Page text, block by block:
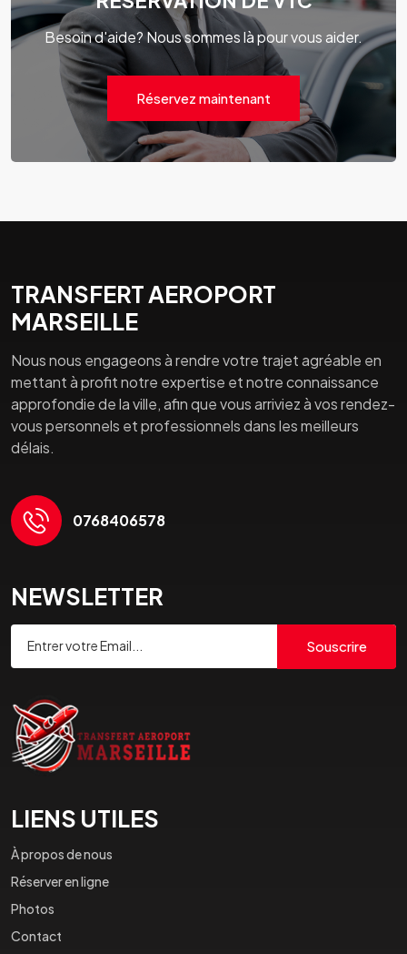
Besoin d'aide? Nous sommes là pour vous aider.
Réservez maintenant
TRANSFERT AEROPORT
MARSEILLE
Nous nous engageons à rendre votre trajet agréable en
mettant à profit notre expertise et notre connaissance
approfondie de la ville, afin que vous arriviez à vos rendez-
vous personnels et professionnels dans les meilleurs
délais.
0768406578
NEWSLETTER
Souscrire
LIENS UTILES
À propos de nous
Réserver en ligne
Photos
Contact